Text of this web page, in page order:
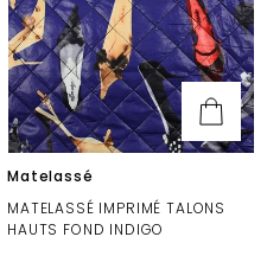
Matelassé
MATELASSÉ IMPRIMÉ TALONS
HAUTS FOND INDIGO